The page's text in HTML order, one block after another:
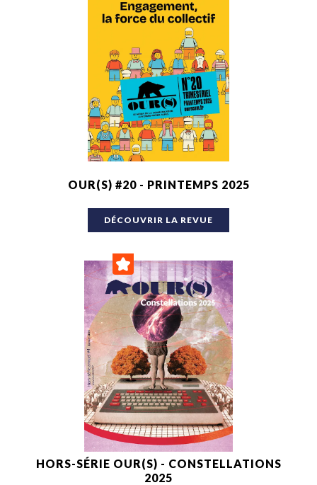
OUR(S) #20 - PRINTEMPS 2025
DÉCOUVRIR LA REVUE
HORS-SÉRIE OUR(S) - CONSTELLATIONS
2025